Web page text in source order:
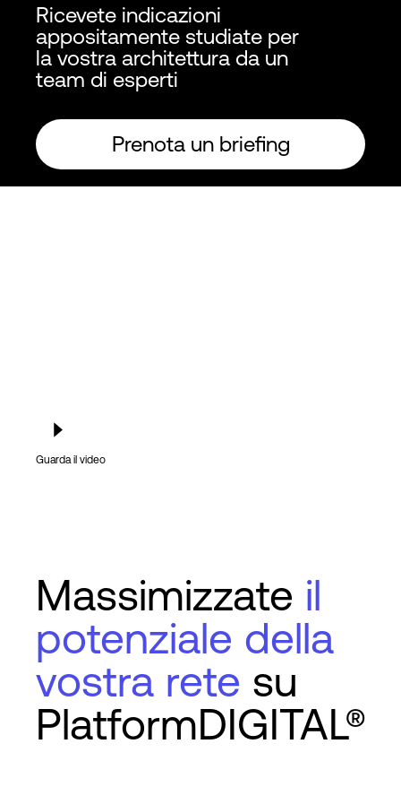
Ricevete indicazioni
appositamente studiate per
la vostra architettura da un
team di esperti
Prenota un briefing
Guarda il video
Massimizzate il
potenziale della
vostra rete su
PlatformDIGITAL®